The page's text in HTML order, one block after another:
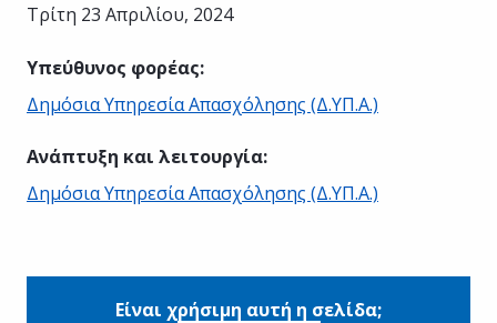
Τρίτη 23 Απριλίου, 2024
Υπεύθυνος φορέας:
Δημόσια Υπηρεσία Απασχόλησης (Δ.ΥΠ.Α.)
Ανάπτυξη και λειτουργία:
Δημόσια Υπηρεσία Απασχόλησης (Δ.ΥΠ.Α.)
Είναι χρήσιμη αυτή η σελίδα;